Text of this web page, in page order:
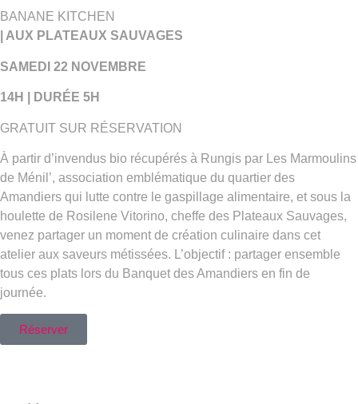
BANANE KITCHEN
| AUX PLATEAUX SAUVAGES
SAMEDI 22 NOVEMBRE
14H | DURÉE 5H
GRATUIT SUR RÉSERVATION
À partir d’invendus bio récupérés à Rungis par Les Marmoulins
de Ménil’, association emblématique du quartier des
Amandiers qui lutte contre le gaspillage alimentaire, et sous la
houlette de Rosilene Vitorino, cheffe des Plateaux Sauvages,
venez partager un moment de création culinaire dans cet
atelier aux saveurs métissées. L’objectif : partager ensemble
tous ces plats lors du Banquet des Amandiers en fin de
journée.
Réserver